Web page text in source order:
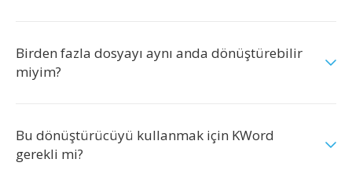
Birden fazla dosyayı aynı anda dönüştürebilir
miyim?
Bu dönüştürücüyü kullanmak için KWord
gerekli mi?